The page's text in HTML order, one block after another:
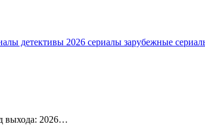
детективы 2026 сериалы зарубежные
выхода: 2026…